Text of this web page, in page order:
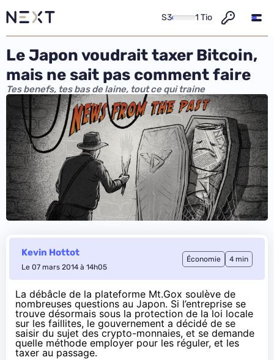
S3 1 Tio
Le Japon voudrait taxer Bitcoin,
mais ne sait pas comment faire
Tes benefs, tes bas de laine, tout ce qui traine
Kevin Hottot
Le 07 mars 2014 à 14h05
Économie 4 min
La débâcle de la plateforme Mt.Gox soulève de
nombreuses questions au Japon. Si l’entreprise se
trouve désormais sous la protection de la loi locale
sur les faillites, le gouvernement a décidé de se
saisir du sujet des crypto-monnaies, et se demande
quelle méthode employer pour les réguler, et les
taxer au passage.